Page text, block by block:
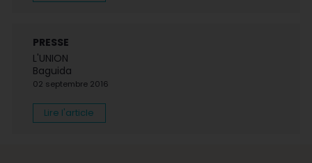
PRESSE
L'UNION
Baguida
02 septembre 2016
Lire l'article